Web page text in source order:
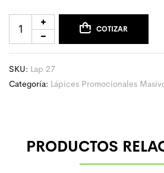
COTIZAR
SKU: Lap 27
Categoría: Lápices Promocionales
PRODUCTOS